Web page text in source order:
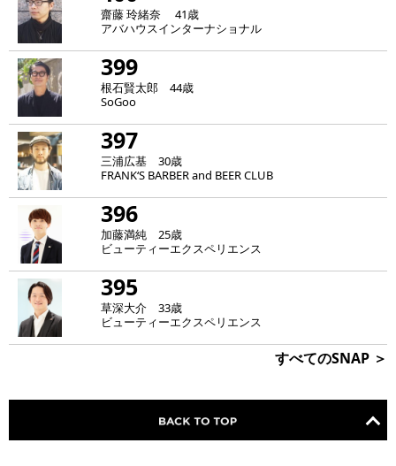
齋藤 玲緒奈 41歳
アバハウスインターナショナル
399
根石賢太郎 44歳
SoGoo
397
三浦広基 30歳
FRANK‘S BARBER and BEER CLUB
396
加藤満純 25歳
ビューティーエクスペリエンス
395
草深大介 33歳
ビューティーエクスペリエンス
すべてのSNAP ＞